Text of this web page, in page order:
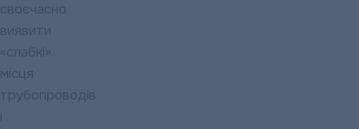
своєчасно
виявити
«слабкі»
місця
трубопроводів
і